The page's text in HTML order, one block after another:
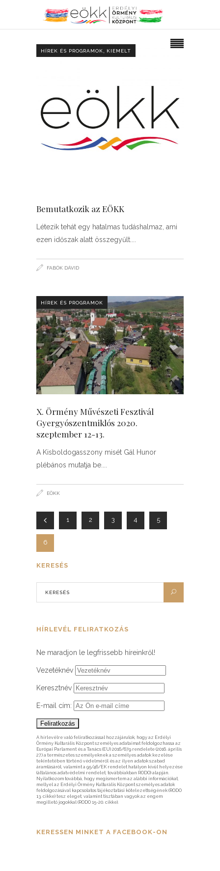
HÍREK ÉS PROGRAMOK KIEMELT
Bemutatkozik az EÖKK
Létezik tehát egy hatalmas tudáshalmaz, ami
ezen időszak alatt összegyűlt.
FABÓK DÁVID
HÍREK ÉS PROGRAMOK
X. Örmény Művészeti Fesztivál
Gyergyószentmiklós 2020.
szeptember 12-13.
A Kisboldogasszony misét Gál Hunor
plébános mutatja be.
EÖKK
1 2 3 4 5
6
KERESÉS
HÍRLEVÉL FELIRATKOZÁS
Ne maradjon le legfrissebb híreinkről!
Vezetéknév
Keresztnév
E-mail cím:
A hírlevélre való feliratkozással hozzájárulok, hogy az Erdélyi
Örmény Kulturális Központ személyes adataimat feldolgozhassa az
Európai Parlament és a Tanács (EU) 2016/679 rendelete (2016. április
27.) a természetes személyeknek a személyes adatok kezelése
tekintetében történő védelméről és az ilyen adatok szabad
áramlásáról, valamint a 95/46/EK rendelet hatályon kívül helyezése
(általános adatvédelmi rendelet, továbbiakban RODO) alapján.
Nyilatkozom továbbá, hogy megismertem az alábbi információkat,
mellyel az Erdélyi Örmény Kulturális Központ személyes adatok
feldolgozásával kapcsolatos tájékoztatási kötelezettségének (RODO
13. cikke) tesz eleget, valamint tisztában vagyok az engem
megillető jogokkal (RODO 15-20. cikke).
KERESSEN MINKET A FACEBOOK-ON